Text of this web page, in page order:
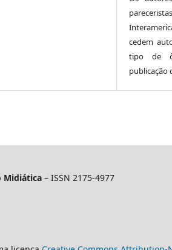
cedem
tipo de
publicação
Midiática – ISSN 2175-4977